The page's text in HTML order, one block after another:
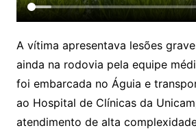
A vítima apresentava lesões
ainda na rodovia pela equipe
foi embarcada no Águia e
ao Hospital de Clínicas da
atendimento de alta